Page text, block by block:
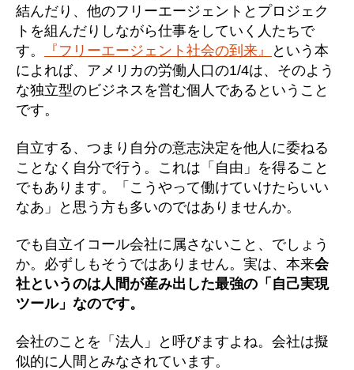
結んだり、他のフリーエージェントとプロジェク
トを組んだりしながら仕事をしていく人たちで
す。
『フリーエージェント社会の到来』
という本
によれば、アメリカの労働人口の1/4は、そのよう
な独立型のビジネスを営む個人であるということ
です。
自立する、つまり自分の意志決定を他人に委ねる
ことなく自分で行う。これは「自由」を得ること
でもあります。「こうやって働けていけたらいい
なあ」と思う方も多いのではありませんか。
でも自立イコール会社に属さないこと、でしょう
か。必ずしもそうではありません。実は、本来会
社というのは人間が産み出した最強の「自己実現
ツール」なのです。
会社のことを「法人」と呼びますよね。会社は擬
似的に人間とみなされています。